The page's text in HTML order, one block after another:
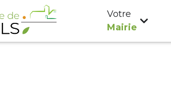
Votre
Mairie